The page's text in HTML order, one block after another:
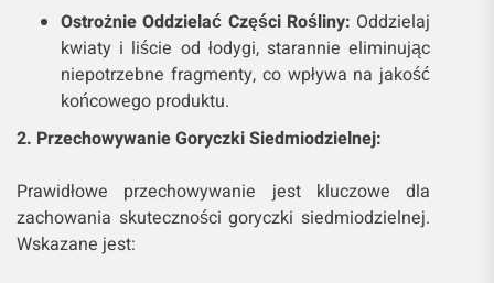
Ostrożnie Oddzielać Części Rośliny: Oddzielaj
kwiaty i liście od łodygi, starannie eliminując
niepotrzebne fragmenty, co wpływa na jakość
końcowego produktu.
2. Przechowywanie Goryczki Siedmiodzielnej:
Prawidłowe przechowywanie jest kluczowe dla
zachowania skuteczności goryczki siedmiodzielnej.
Wskazane jest: